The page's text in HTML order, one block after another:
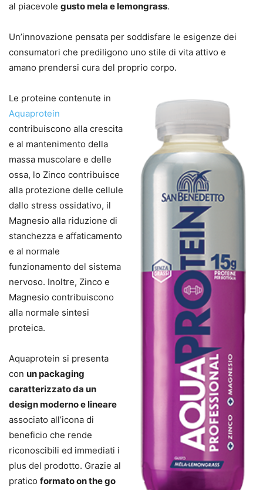
al piacevole gusto mela e lemongrass.
Un’innovazione pensata per soddisfare le esigenze dei
consumatori che prediligono uno stile di vita attivo e
amano prendersi cura del proprio corpo.
Le proteine contenute in
Aquaprotein
contribuiscono alla crescita
e al mantenimento della
massa muscolare e delle
ossa, lo Zinco contribuisce
alla protezione delle cellule
dallo stress ossidativo, il
Magnesio alla riduzione di
stanchezza e affaticamento
e al normale
funzionamento del sistema
nervoso. Inoltre, Zinco e
Magnesio contribuiscono
alla normale sintesi
proteica.
Aquaprotein si presenta
con un packaging
caratterizzato da un
design moderno e lineare
associato all’icona di
beneficio che rende
riconoscibili ed immediati i
plus del prodotto. Grazie al
pratico formato on the go